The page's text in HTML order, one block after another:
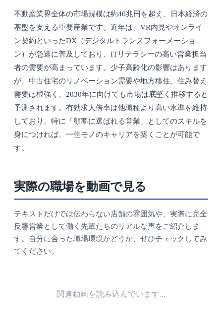
不動産業界全体の市場規模は約40兆円を超え、日本経済の
基盤を支える重要産業です。近年は、VR内見やオンライ
ン契約といったDX（デジタルトランスフォーメーショ
ン）が急速に普及しており、ITリテラシーの高い営業担当
者の需要が高まっています。少子高齢化の影響はあります
が、中古住宅のリノベーション需要や地方移住、住み替え
需要は根強く、2030年に向けても市場は底堅く推移すると
予測されます。有効求人倍率は他職種より高い水準を維持
しており、特に「顧客に選ばれる営業」としてのスキルを
身につければ、一生モノのキャリアを築くことが可能で
す。
実際の職場を動画で見る
テキストだけでは伝わらない店舗の雰囲気や、実際に完全
反響営業として働く先輩たちのリアルな声をご紹介しま
す。自分に合った職場環境かどうか、ぜひチェックしてみ
てください。
関連動画を読み込んでいます...